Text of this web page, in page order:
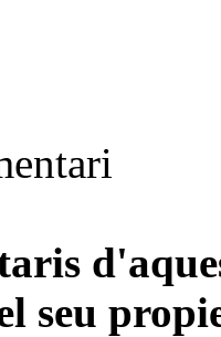
seu